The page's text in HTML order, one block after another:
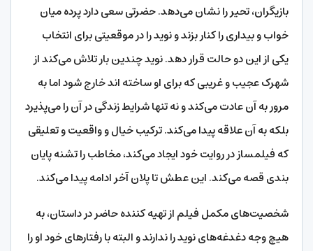
بازیگران، تحیر را نشان می‌دهد. حضرتی سعی دارد پرده میان
خواب و بیداری را کنار بزند و نوید را در موقعیتی برای انتخاب
یکی از این دو حالت قرار دهد. نوید چندین بار تلاش می‌کند از
شهرک عجیب و غریبی که برای او ساخته اند خارج شود اما به
مرور به آن عادت می‌کند و نه تنها شرایط زندگی در آن را می‌پذیرد
بلکه به آن علاقه پیدا می‌کند. ترکیب خیال و واقعیت و تعلیقی
که فیلمساز در روایت خود ایجاد می‌کند، مخاطب را تشنه پایان
بندی قصه می‌کند. این عطش تا پلان آخر ادامه پیدا می‌کند.
شخصیت‌های مکمل فیلم از تهیه کننده حاضر در داستان، به
هیچ وجه دغدغه‌های نوید را ندارند و البته با رفتارهای خود او را